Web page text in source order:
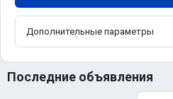
Дополнительные параметры
Последние объявления